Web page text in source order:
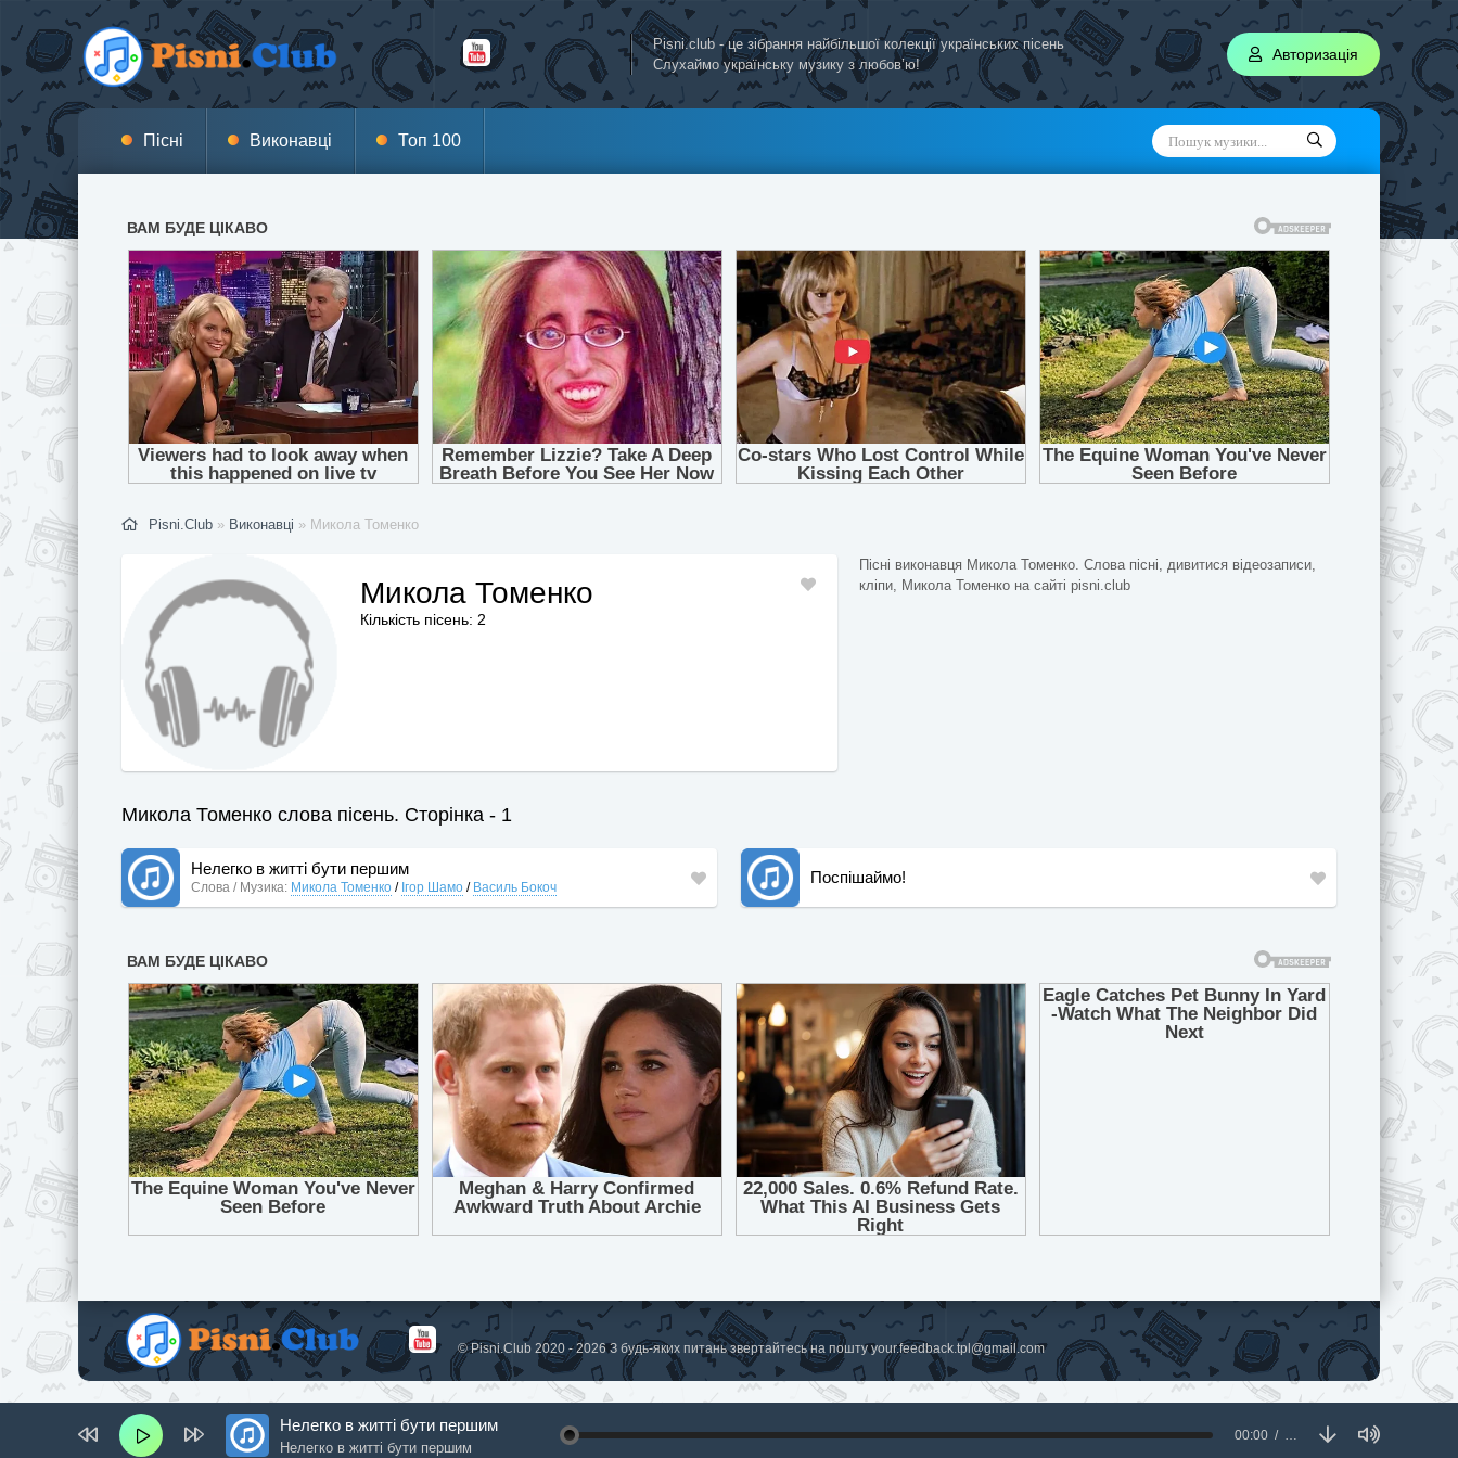
Pisni.club - це зібрання найбільшої колекції українських пісень
Слухаймо українську музику з любов’ю!
Авторизація
Пісні Виконавці Топ 100
Pisni.Club » Виконавці » Микола Томенко
Микола Томенко
Кількість пісень: 2
Пісні виконавця Микола Томенко. Слова пісні, дивитися відеозаписи,
кліпи, Микола Томенко на сайті pisni.club
Микола Томенко слова пісень. Сторінка - 1
Нелегко в житті бути першим
Слова / Музика: Микола Томенко / Ігор Шамо / Василь Бокоч
Поспішаймо!
© Pisni.Club 2020 - 2026 З будь-яких питань звертайтесь на поштуyour.feedback.tpl@gmail.com
Нелегко в житті бути першим
Нелегко в житті бути першим
00:00 …